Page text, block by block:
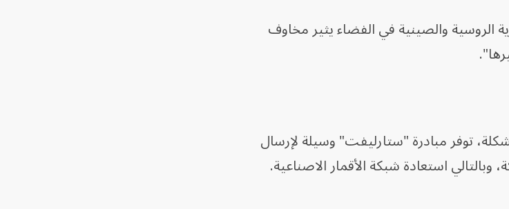
الروسية والصينية في الفضاء يثير مخاوف
توفر مبادرة "ستارليفت" وسيلة لإرسال
استعادة شبكة الأقمار الاصناعية.